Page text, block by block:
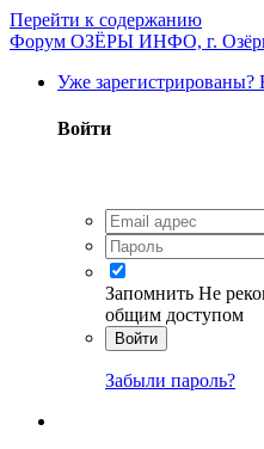
Перейти к содержанию
Форум ОЗЁРЫ ИНФО, г.
Уже зарегистрированы?
Войти
Запомнить Не
общим доступом
Войти
Забыли пароль?